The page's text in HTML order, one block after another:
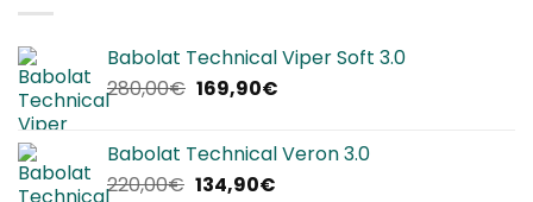
Babolat Technical Viper Soft 3.0
280,00€ Il
era:
280,00€.
169,90€Il
è:
Babolat Technical Veron 3.0
220,00€ Il
134,90€Il